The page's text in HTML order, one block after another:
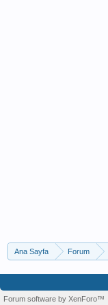
Ana Sayfa Forum
Forum software by XenForo™